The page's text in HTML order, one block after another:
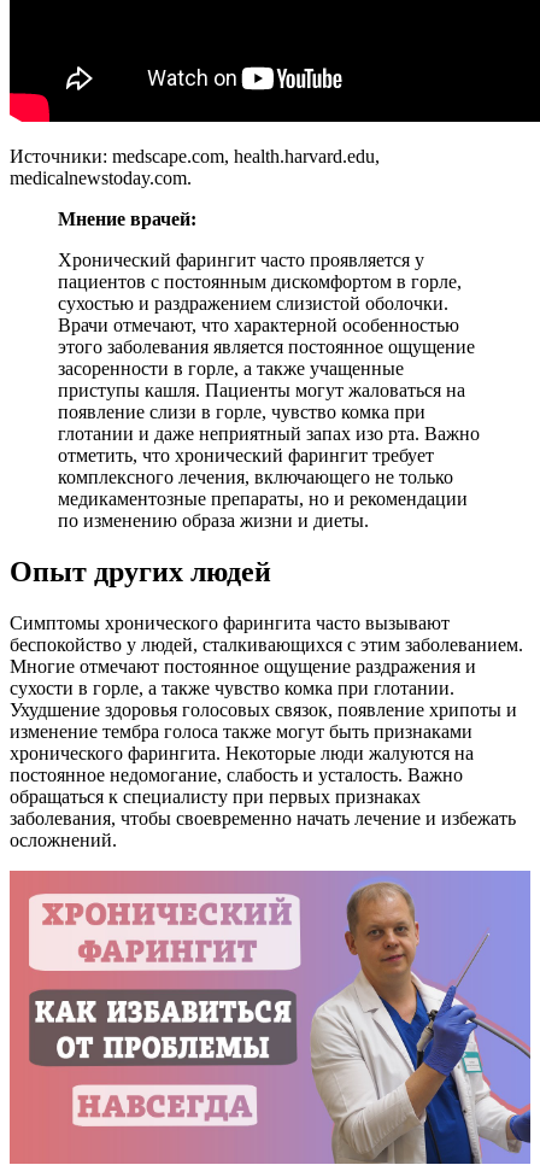
Источники: medscape.com, health.harvard.edu,
medicalnewstoday.com.
Мнение врачей:
Хронический фарингит часто проявляется у
пациентов с постоянным дискомфортом в горле,
сухостью и раздражением слизистой оболочки.
Врачи отмечают, что характерной особенностью
этого заболевания является постоянное ощущение
засоренности в горле, а также учащенные
приступы кашля. Пациенты могут жаловаться на
появление слизи в горле, чувство комка при
глотании и даже неприятный запах изо рта. Важно
отметить, что хронический фарингит требует
комплексного лечения, включающего не только
медикаментозные препараты, но и рекомендации
по изменению образа жизни и диеты.
Опыт других людей
Симптомы хронического фарингита часто вызывают
беспокойство у людей, сталкивающихся с этим заболеванием.
Многие отмечают постоянное ощущение раздражения и
сухости в горле, а также чувство комка при глотании.
Ухудшение здоровья голосовых связок, появление хрипоты и
изменение тембра голоса также могут быть признаками
хронического фарингита. Некоторые люди жалуются на
постоянное недомогание, слабость и усталость. Важно
обращаться к специалисту при первых признаках
заболевания, чтобы своевременно начать лечение и избежать
осложнений.